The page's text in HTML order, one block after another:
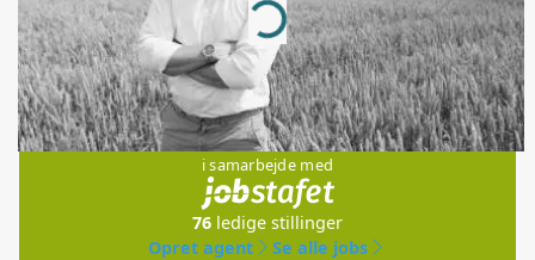
Loading...
Jobs
i samarbejde med
76 ledige stillinger
Opret agent
Se alle jobs